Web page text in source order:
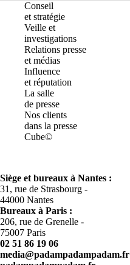
Conseil
et stratégie
Veille et
investigations
Relations presse
et médias
Influence
et réputation
La salle
de presse
Nos clients
dans la presse
Cube©
Siège et bureaux à Nantes :
31, rue de Strasbourg -
44000 Nantes
Bureaux à Paris :
206, rue de Grenelle -
75007 Paris
02 51 86 19 06
media@padampadampadam.fr